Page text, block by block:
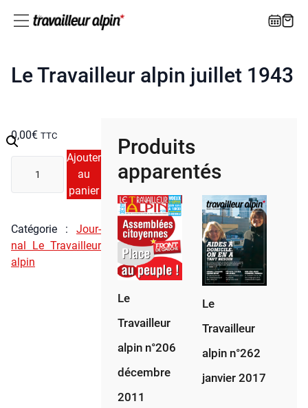
Le Travailleur alpin juillet 1943
0,00€ TTC
té
Le
Tra­
vailleur
Ajouter
au
panier
Caté­go­rie : Jour­
nal Le Tra­vailleur
alpin
Produits
apparentés
Le
Travailleur
alpin n°206
décembre
2011
Le
Travailleur
alpin n°262
janvier 2017